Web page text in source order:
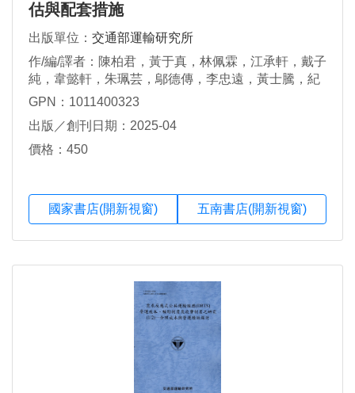
估與配套措施
出版單位： 交通部運輸研究所
作/編/譯者：陳柏君，黃于真，林佩霖，江承軒，戴子
純，韋懿軒，朱珮芸，鄔德傳，李忠遠，黃士騰，紀
佳伶
GPN：1011400323
出版／創刊日期：2025-04
價格：450
國家書店(開新視窗) 五南書店(開新視窗)